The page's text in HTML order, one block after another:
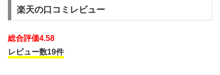
楽天の口コミレビュー
総合評価4.58
レビュー数19件